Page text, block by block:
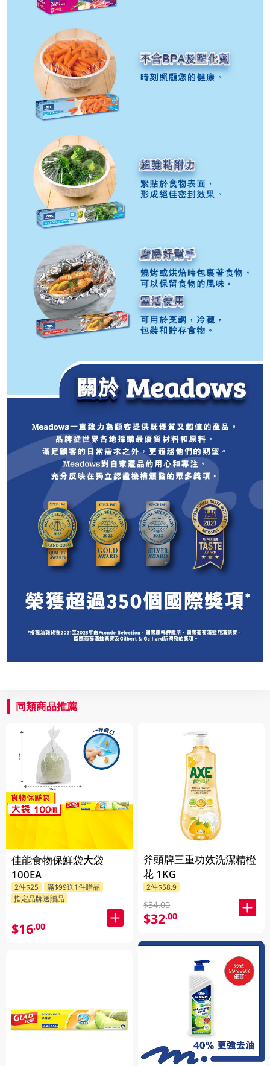
同類商品推薦
佳能食物保鮮袋大袋
100EA
2件$25
滿$99送1件贈品
指定品牌送贈品
$16.00
斧頭牌三重功效洗潔精橙
花 1KG
2件$58.9
$34.00
$32.00